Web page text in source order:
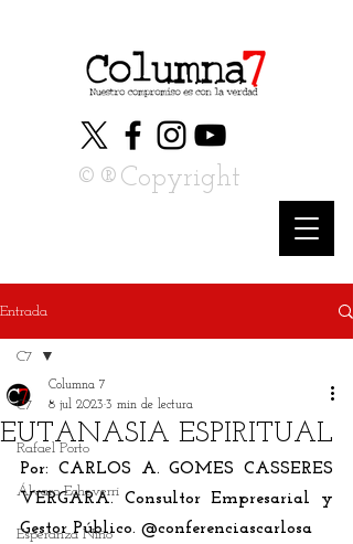
©®Copyright
Entrada
C7
Rafael Porto
Álvaro Echeverri
Esperanza Niño
C7
EUTANASIA ESPIRITUAL
Columna 7
8 jul 2023 3 min de lectura
Por: CARLOS A. GOMES CASSERES
VERGARA. Consultor Empresarial y
Gestor Público. @conferenciascarlosa